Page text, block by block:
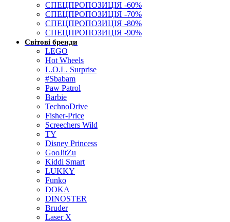
СПЕЦПРОПОЗИЦІЯ -60%
СПЕЦПРОПОЗИЦІЯ -70%
СПЕЦПРОПОЗИЦІЯ -80%
СПЕЦПРОПОЗИЦІЯ -90%
Світові бренди
LEGO
Hot Wheels
L.O.L. Surprise
#Sbabam
Paw Patrol
Barbie
TechnoDrive
Fisher-Price
Screechers Wild
TY
Disney Princess
GooJitZu
Kiddi Smart
LUKKY
Funko
DOKA
DINOSTER
Bruder
Laser X